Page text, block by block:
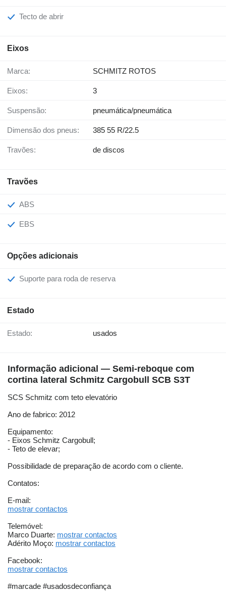
Tecto de abrir
Eixos
Marca: SCHMITZ ROTOS
Eixos: 3
Suspensão: pneumática/pneumática
Dimensão dos pneus: 385 55 R/22.5
Travões: de discos
Travões
ABS
EBS
Opções adicionais
Suporte para roda de reserva
Estado
Estado: usados
Informação adicional — Semi-reboque com
cortina lateral Schmitz Cargobull SCB S3T
SCS Schmitz com teto elevatório
Ano de fabrico: 2012
Equipamento:
- Eixos Schmitz Cargobull;
- Teto de elevar;
Possibilidade de preparação de acordo com o cliente.
Contatos:
E-mail:
mostrar contactos
Telemóvel:
Marco Duarte: mostrar contactos
Adérito Moço: mostrar contactos
Facebook:
mostrar contactos
#marcade #usadosdeconfiança